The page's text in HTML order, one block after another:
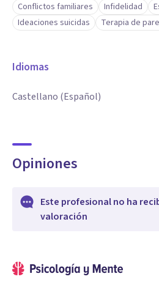
Conflictos familiares
Infidelidad
Ideaciones suicidas
Terapia de
Idiomas
Castellano (Español)
Opiniones
Este profesional no ha
valoración